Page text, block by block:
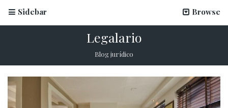
Sidebar Browse
Legalario
Blog jurídico